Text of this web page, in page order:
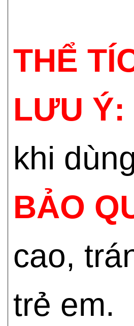
THỂ
LƯU Ý:
khi
BẢO
cao,
trẻ em.